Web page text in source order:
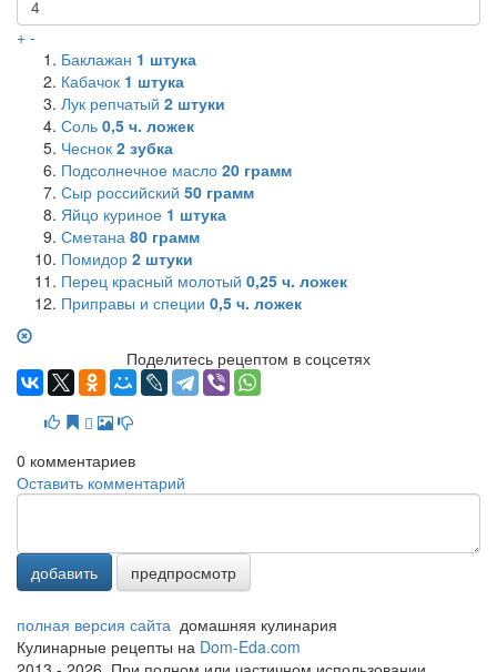
+ -
Баклажан 1 штука
Кабачок 1 штука
Лук репчатый 2 штуки
Соль 0,5 ч. ложек
Чеснок 2 зубка
Подсолнечное масло 20 грамм
Сыр российский 50 грамм
Яйцо куриное 1 штука
Сметана 80 грамм
Помидор 2 штуки
Перец красный молотый 0,25 ч. ложек
Приправы и специи 0,5 ч. ложек
Поделитесь рецептом в соцсетях
0 комментариев
Оставить комментарий
добавить предпросмотр
полная версия сайта домашняя кулинария
Кулинарные рецепты на Dom-Eda.com